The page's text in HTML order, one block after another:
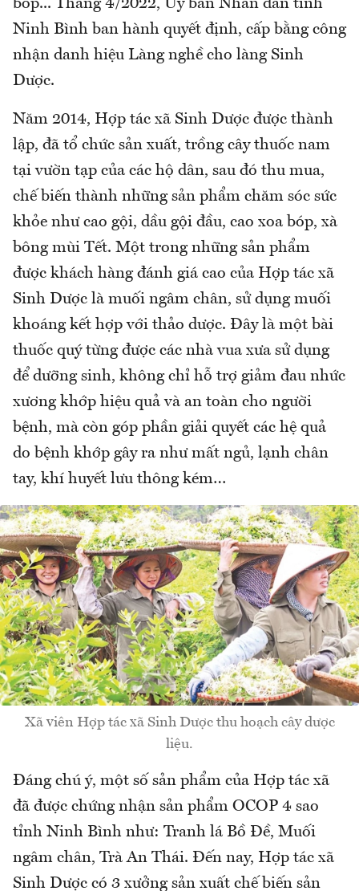
bóp... Tháng 4/2022, Ủy ban Nhân dân tỉnh
Ninh Bình ban hành quyết định, cấp bằng công
nhận danh hiệu Làng nghề cho làng Sinh
Dược.
Năm 2014, Hợp tác xã Sinh Dược được thành
lập, đã tổ chức sản xuất, trồng cây thuốc nam
tại vườn tạp của các hộ dân, sau đó thu mua,
chế biến thành những sản phẩm chăm sóc sức
khỏe như cao gội, dầu gội đầu, cao xoa bóp, xà
bông mùi Tết. Một trong những sản phẩm
được khách hàng đánh giá cao của Hợp tác xã
Sinh Dược là muối ngâm chân, sử dụng muối
khoáng kết hợp với thảo dược. Đây là một bài
thuốc quý từng được các nhà vua xưa sử dụng
để dưỡng sinh, không chỉ hỗ trợ giảm đau nhức
xương khớp hiệu quả và an toàn cho người
bệnh, mà còn góp phần giải quyết các hệ quả
do bệnh khớp gây ra như mất ngủ, lạnh chân
tay, khí huyết lưu thông kém…
Xã viên Hợp tác xã Sinh Dược thu hoạch cây dược
liệu.
Đáng chú ý, một số sản phẩm của Hợp tác xã
đã được chứng nhận sản phẩm OCOP 4 sao
tỉnh Ninh Bình như: Tranh lá Bồ Đề, Muối
ngâm chân, Trà An Thái. Đến nay, Hợp tác xã
Sinh Dược có 3 xưởng sản xuất chế biến sản